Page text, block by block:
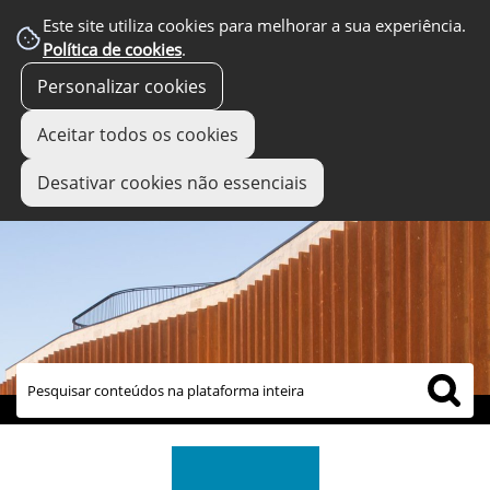
Este site utiliza cookies para melhorar a sua experiência.
Política de cookies.
Personalizar cookies
Aceitar todos os cookies
Desativar cookies não essenciais
links úteis